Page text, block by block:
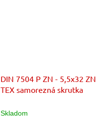
DIN 7504 P ZN - 5,5x32 ZN
TEX samorezná skrutka
Skladom